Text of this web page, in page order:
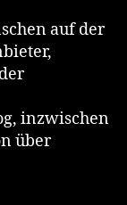
auf der
inzwischen
über